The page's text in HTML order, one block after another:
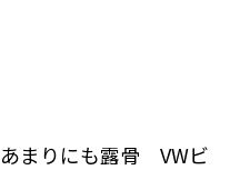
あまりにも露骨 VWビ